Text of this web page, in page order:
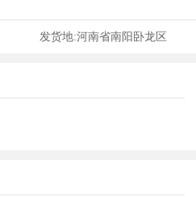
发货地:河南省南阳卧龙区